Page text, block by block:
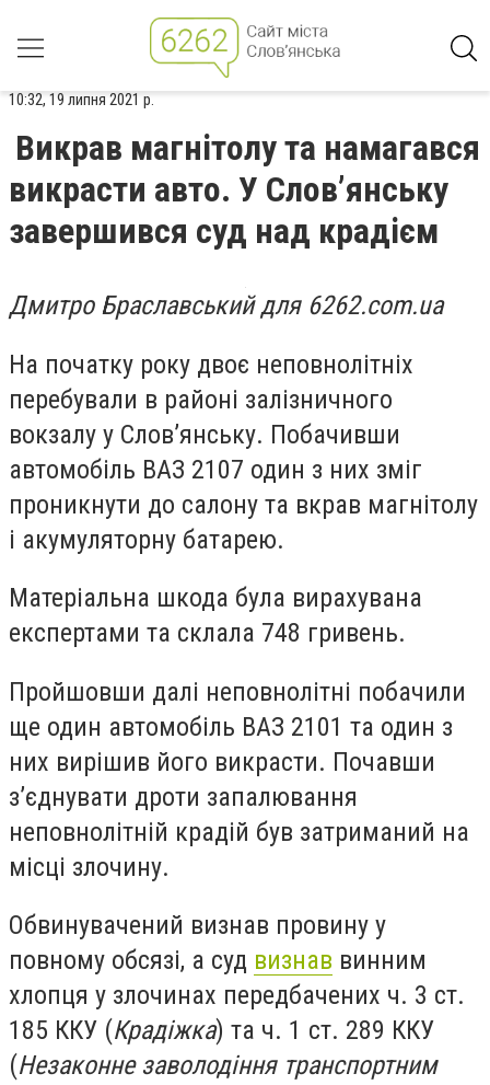
10:32, 19 липня 2021 р.
Викрав магнітолу та намагався
викрасти авто. У Слов’янську
завершився суд над крадієм
Дмитро Браславський для 6262.com.ua
На початку року двоє неповнолітніх
перебували в районі залізничного
вокзалу у Слов’янську. Побачивши
автомобіль ВАЗ 2107 один з них зміг
проникнути до салону та вкрав магнітолу
і акумуляторну батарею.
Матеріальна шкода була вирахувана
експертами та склала 748 гривень.
Пройшовши далі неповнолітні побачили
ще один автомобіль ВАЗ 2101 та один з
них вирішив його викрасти. Почавши
з’єднувати дроти запалювання
неповнолітній крадій був затриманий на
місці злочину.
Обвинувачений визнав провину у
повному обсязі, а суд визнав винним
хлопця у злочинах передбачених ч. 3 ст.
185 ККУ (Крадіжка) та ч. 1 ст. 289 ККУ
(Незаконне заволодіння транспортним